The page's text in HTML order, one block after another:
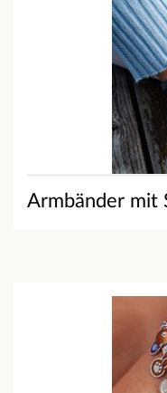
Armbänder mit